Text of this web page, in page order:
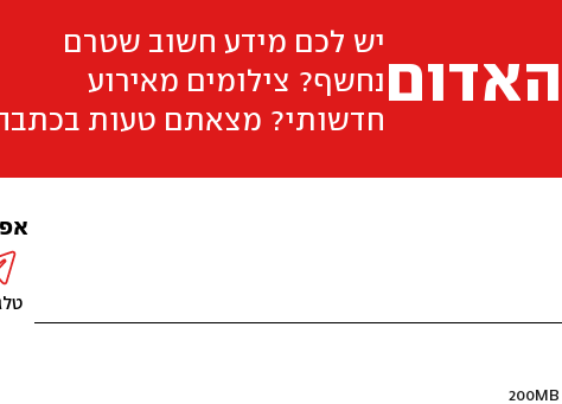
יש לכם מידע חשוב שטרם
נחשף? צילומים מאירוע
חדשותי? מצאתם טעות